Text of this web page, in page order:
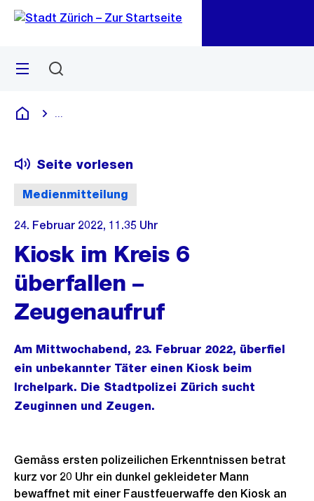
Navigation
Sprunglink
Menü
Deutsch
Medienmitteilung
Seite vorlesen
24. Februar 2022, 11.35 Uhr
Kiosk im Kreis 6
überfallen –
Zeugenaufruf
Am Mittwochabend, 23. Februar 2022, überfiel
ein unbekannter Täter einen Kiosk beim
Irchelpark. Die Stadtpolizei Zürich sucht
Zeuginnen und Zeugen.
Gemäss ersten polizeilichen Erkenntnissen betrat
kurz vor 20 Uhr ein dunkel gekleideter Mann
bewaffnet mit einer Faustfeuerwaffe den Kiosk an